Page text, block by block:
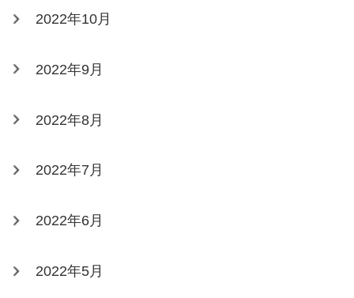
2022年10月
2022年9月
2022年8月
2022年7月
2022年6月
2022年5月